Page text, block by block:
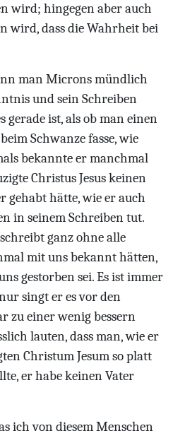
wird; hingegen aber auch
wird, dass die Wahrheit bei
man Microns mündlich
und sein Schreiben
gerade ist, als ob man einen
Schwanze fasse, wie
bekannte er manchmal
Christus Jesus keinen
gehabt hätte, wie er auch
in seinem Schreiben tut.
ganz ohne alle
mit uns bekannt hätten,
gestorben sei. Es ist immer
singt er es vor den
zu einer wenig bessern
lauten, dass man, wie er
Christum Jesum so platt
er habe keinen Vater
ich von diesem Menschen